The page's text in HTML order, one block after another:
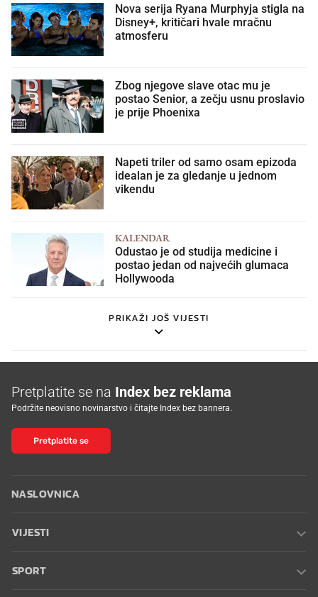
Nova serija Ryana Murphyja stigla na
Disney+, kritičari hvale mračnu
atmosferu
Zbog njegove slave otac mu je
postao Senior, a zečju usnu proslavio
je prije Phoenixa
Napeti triler od samo osam epizoda
idealan je za gledanje u jednom
vikendu
KALENDAR
Odustao je od studija medicine i
postao jedan od najvećih glumaca
Hollywooda
PRIKAŽI JOŠ VIJESTI
Pretplatite se na Index bez reklama
Podržite neovisno novinarstvo i čitajte Index bez bannera.
Pretplatite se
NASLOVNICA
VIJESTI
SPORT